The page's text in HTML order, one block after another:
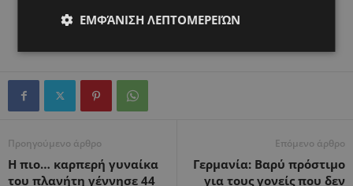
Προηγούμενο άρθρο
Η πιο… καρπερή γυναίκα
του πλανήτη γέννησε 44
Επόμενο άρθρο
Γερμανία: Bαρύ πρόστιμο
για τους γονείς που δεν
ΕΜΦΆΝΙΣΗ ΛΕΠΤΟΜΕΡΕΙΏΝ